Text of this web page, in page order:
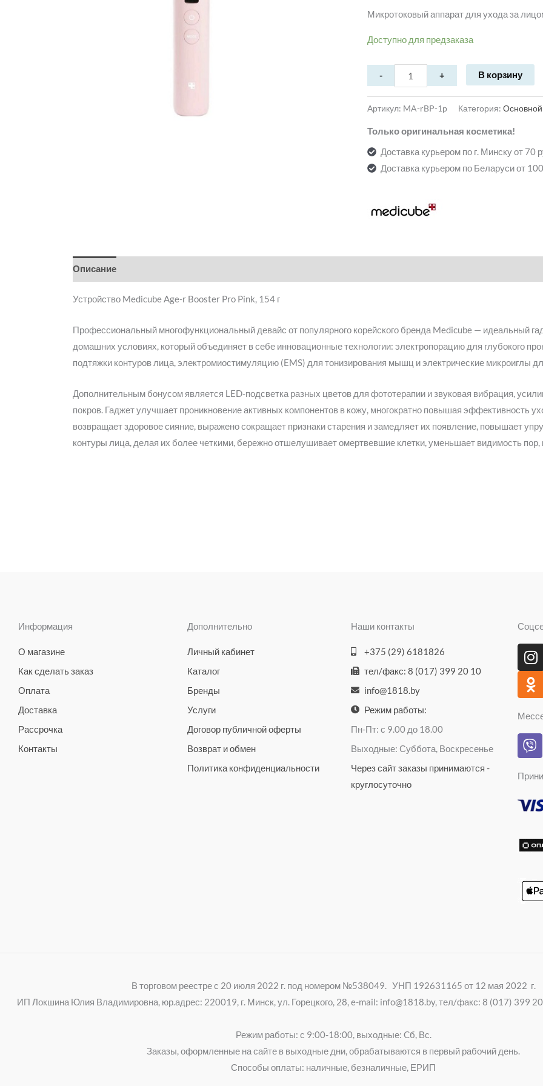
Микротоковый аппарат для ухода за
Доступно для предзаказа
В корзину
Артикул: MA-rBP-1p Категория: Основной
Только оригинальная косметика!
Доставка курьером по г. Минску от 70
Доставка курьером по Беларуси от
Описание
Устройство Medicube Age-r Booster Pro Pink, 154 г
Профессиональный многофункциональный девайс от популярного корейского бренда Medicube — идеальный
домашних условиях, который объединяет в себе инновационные технологии: электропорацию для глубокого
подтяжки контуров лица, электромиостимуляцию (EMS) для тонизирования мышц и электрические микроиглы
Дополнительным бонусом является LED-подсветка разных цветов для фототерапии и звуковая вибрация,
покров. Гаджет улучшает проникновение активных компонентов в кожу, многократно повышая эффективность
возвращает здоровое сияние, выражено сокращает признаки старения и замедляет их появление, повышает
контуры лица, делая их более четкими, бережно отшелушивает омертвевшие клетки, уменьшает видимость
Информация
О магазине
Как сделать заказ
Оплата
Доставка
Рассрочка
Контакты
Дополнительно
Личный кабинет
Каталог
Бренды
Услуги
Договор публичной оферты
Возврат и обмен
Политика конфиденциальности
Наши контакты
+375 (29) 6181826
тел/факс: 8 (017) 399 20 10
info@1818.by
Режим работы:
Пн-Пт: с 9.00 до 18.00
Выходные: Суббота, Воскресенье
Через сайт заказы принимаются -
круглосуточно
I
n
s
t
a
r
a
m
O
d
n
o
k
a
s
s
i
k
V
i
e
r
В торговом реестре с 20 июля 2022 г. под номером №538049. УНП 192631165 от 12 мая 2022 г.
ИП Локшина Юлия Владимировна, юр.адрес: 220019, г. Минск, ул. Горецкого, 28, e-mail: info@1818.by, тел/факс: 8 (017) 399
Режим работы: с 9:00-18:00, выходные: Cб, Вс.
Заказы, оформленные на сайте в выходные дни, обрабатываются в первый рабочий день.
Способы оплаты: наличные, безналичные, ЕРИП